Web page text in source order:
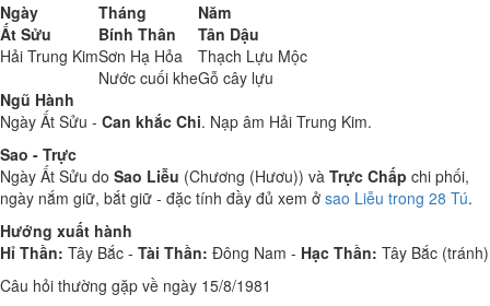
Ngày
Tháng
Năm
Ất Sửu
Bính Thân
Tân Dậu
Hải Trung KimSơn Hạ Hỏa
Thạch Lựu Mộc
Nước cuối kheGỗ cây lựu
Ngũ Hành
Ngày Ất Sửu - Can khắc Chi. Nạp âm Hải Trung Kim.
Sao - Trực
Ngày Ất Sửu do Sao Liễu (Chương (Hươu)) và Trực Chấp chi phối,
ngày nắm giữ, bắt giữ - đặc tính đầy đủ xem ở sao Liễu trong 28 Tú.
Hướng xuất hành
Hỉ Thần: Tây Bắc - Tài Thần: Đông Nam - Hạc Thần: Tây Bắc (tránh)
Câu hỏi thường gặp về ngày 15/8/1981